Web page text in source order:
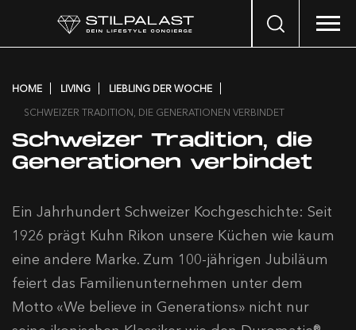
Search
HOME LIVING
LIEBLING DER WOCHE
SCHWEIZER TRADITION, DIE GENERATIONEN VERBINDET
Schweizer Tradition, die
Generationen verbindet
Ein Jahrhundert Schweizer Kochgeschichte: Seit
1926 prägt Kuhn Rikon unsere Küchen wie kaum
eine andere Marke. Zum 100-jährigen Jubiläum
feiert das Familienunternehmen unter dem
Motto «We believe in Generations» nicht nur